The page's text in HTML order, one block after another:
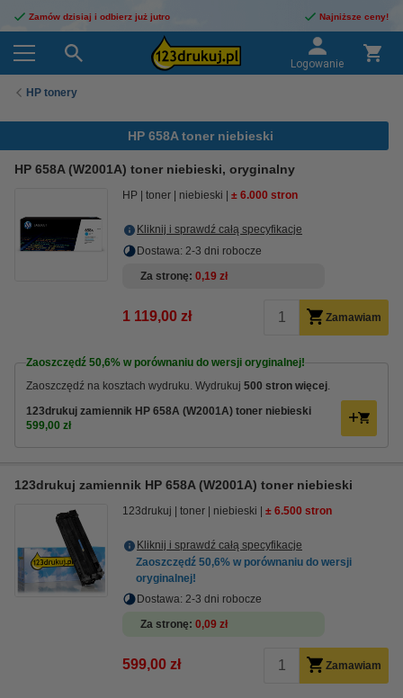
Zamów dzisiaj i odbierz już jutro Najniższe ceny!
Logowanie
HP tonery
HP 658A toner niebieski
HP 658A (W2001A) toner niebieski, oryginalny
HP toner niebieski ± 6.000 stron
Kliknij i sprawdź całą specyfikacje
Dostawa: 2-3 dni robocze
Za stronę 0,19 zł
1 119,00 zł Zamawiam
Zaoszczędź 50,6% w porównaniu do wersji oryginalnej!
Zaoszczędź na kosztach wydruku. Wydrukuj 500 stron więcej.
123drukuj zamiennik HP 658A (W2001A) toner niebieski
599,00 zł
123drukuj zamiennik HP 658A (W2001A) toner niebieski
123drukuj toner niebieski ± 6.500 stron
Kliknij i sprawdź całą specyfikacje
Zaoszczędź 50,6% w porównaniu do wersji
oryginalnej!
Dostawa: 2-3 dni robocze
Za stronę 0,09 zł
599,00 zł Zamawiam